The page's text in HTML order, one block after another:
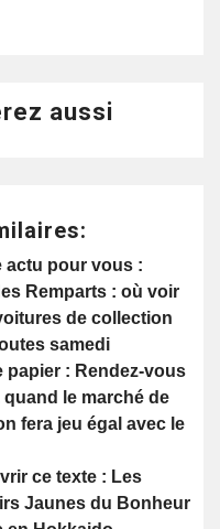
aussi
actu pour vous :
Remparts : où voir
de collection
samedi
papier : Rendez-vous
quand le marché de
fera jeu égal avec le
ce texte : Les
Jaunes du Bonheur